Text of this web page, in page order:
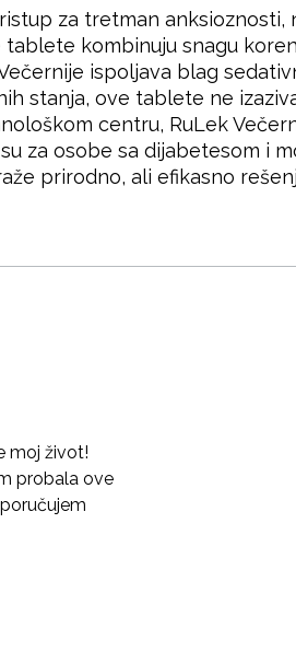
za tretman anksioznosti,
kombinuju snagu
ispoljava blag
stanja, ove tablete ne
centru, RuLek
za osobe sa dijabetesom i
prirodno, ali efikasno
moj život!
probala ove